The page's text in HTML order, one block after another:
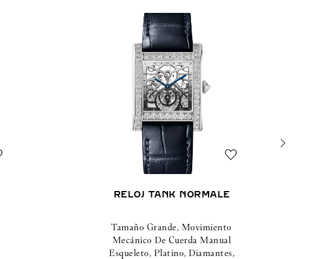
RELOJ TANK NORMALE
Tamaño Grande, Movimiento
Mecánico De Cuerda Manual
Esqueleto, Platino, Diamantes,